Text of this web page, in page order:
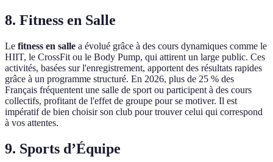
8. Fitness en Salle
Le fitness en salle a évolué grâce à des cours dynamiques comme le
HIIT, le CrossFit ou le Body Pump, qui attirent un large public. Ces
activités, basées sur l'enregistrement, apportent des résultats rapides
grâce à un programme structuré. En 2026, plus de 25 % des
Français fréquentent une salle de sport ou participent à des cours
collectifs, profitant de l'effet de groupe pour se motiver. Il est
impératif de bien choisir son club pour trouver celui qui correspond
à vos attentes.
9. Sports d’Équipe